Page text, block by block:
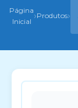
Página
Inicial ›Produtos›